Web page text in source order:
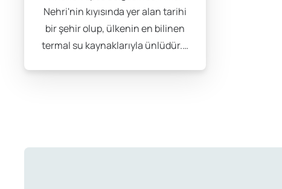
Nehri'nin kıyısında yer alan tarihi
bir şehir olup, ülkenin en bilinen
termal su kaynaklarıyla ünlüdür.…